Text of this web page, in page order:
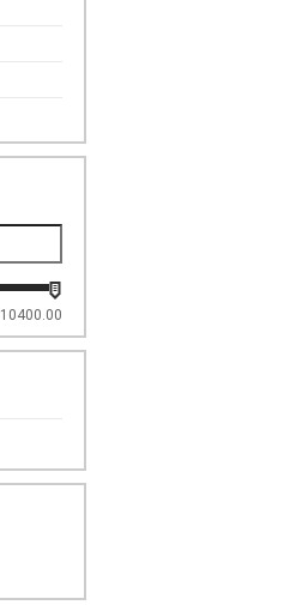
10400.00